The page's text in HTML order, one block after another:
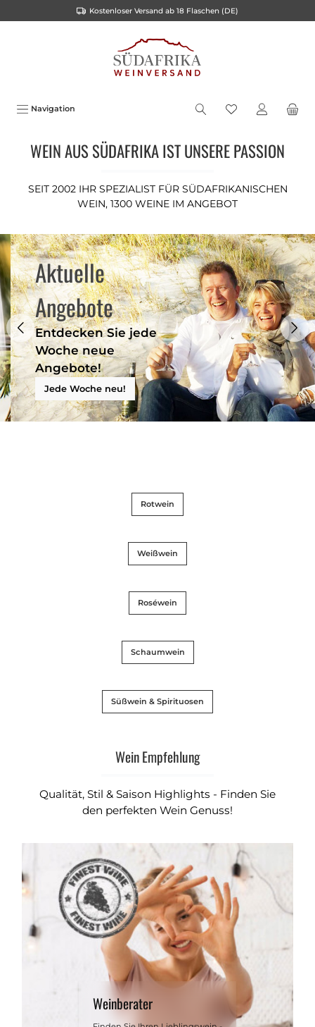
Kostenloser Versand ab 18 Flaschen (DE)
Navigation
WEIN AUS SÜDAFRIKA IST UNSERE PASSION
SEIT 2002 IHR SPEZIALIST FÜR SÜDAFRIKANISCHEN
WEIN, 1300 WEINE IM ANGEBOT
Aktuelle
Angebote
Entdecken Sie jede
Woche neue
Angebote!
Jede Woche neu!
Rotwein
Weißwein
Roséwein
Schaumwein
Süßwein & Spirituosen
Wein Empfehlung
Qualität, Stil & Saison Highlights - Finden Sie
den perfekten Wein Genuss!
Weinberater